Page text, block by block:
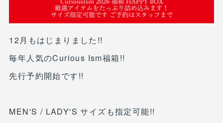
12月もはじまりました!!
毎年人気のCurious Ism福箱!!
先行予約開始です!!
MEN'S / LADY'S サイズも指定可能!!